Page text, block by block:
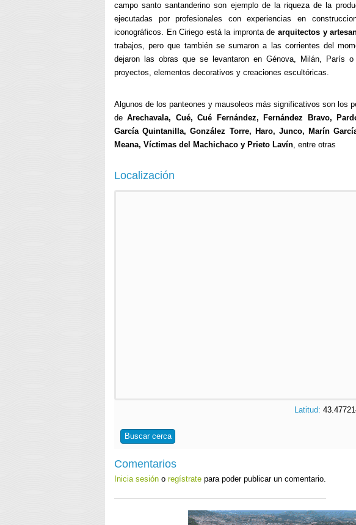
campo santo santanderino son ejemplo de la riqueza de la
ejecutadas por profesionales con experiencias en
iconográficos. En Ciriego está la impronta de arquitectos y
trabajos, pero que también se sumaron a las corrientes del
dejaron las obras que se levantaron en Génova, Milán, París o
proyectos, elementos decorativos y creaciones escultóricas.
Algunos de los panteones y mausoleos más significativos son los
deArechavala, Cué, Cué Fernández, Fernández Bravo,
García Quintanilla, González Torre, Haro, Junco, Marín
Meana, Víctimas del Machichaco y Prieto Lavín, entre otras
Localización
Latitud:
Buscar cerca
Comentarios
Inicia sesión o regístrate para poder publicar un comentario.